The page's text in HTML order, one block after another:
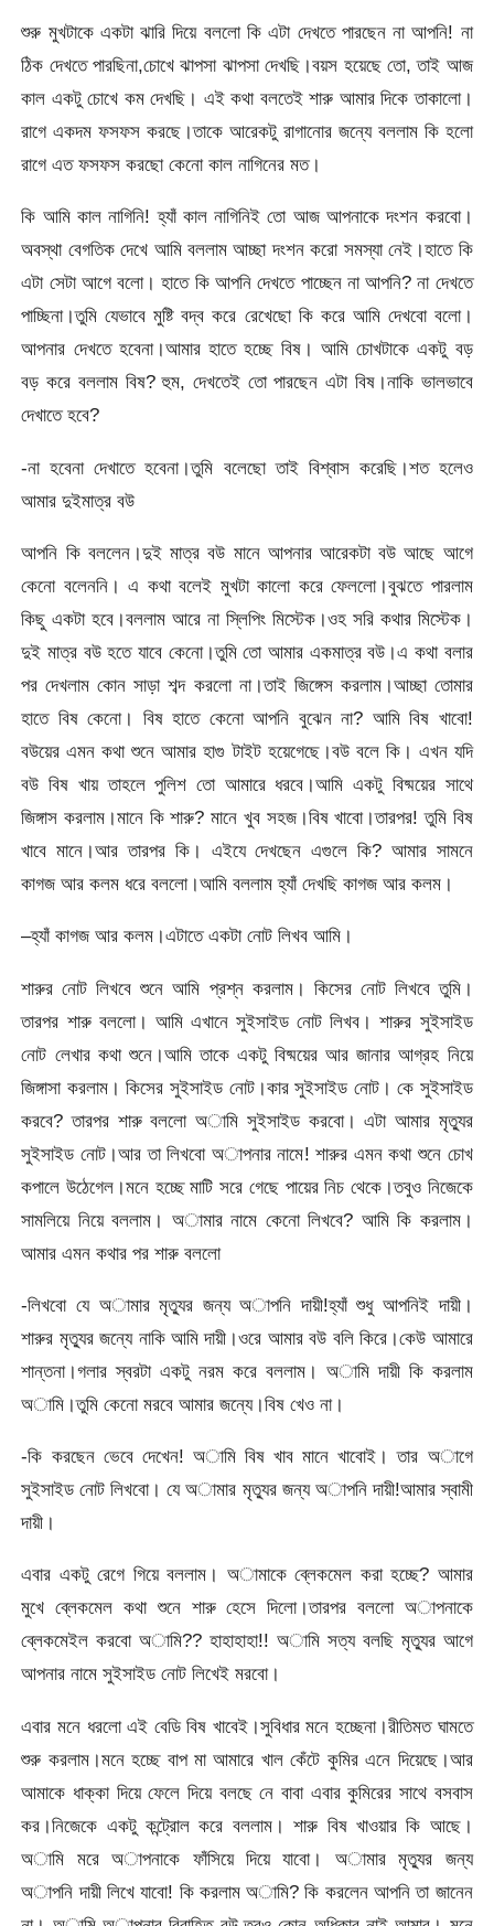
শুরু মুখটাকে একটা ঝারি দিয়ে বললো কি এটা দেখতে পারছেন না আপনি! না
ঠিক দেখতে পারছিনা,চোখে ঝাপসা ঝাপসা দেখছি।বয়স হয়েছে তো, তাই আজ
কাল একটু চোখে কম দেখছি। এই কথা বলতেই শারু আমার দিকে তাকালো।
রাগে একদম ফসফস করছে।তাকে আরেকটু রাগানোর জন্যে বললাম কি হলো
রাগে এত ফসফস করছো কেনো কাল নাগিনের মত।
কি আমি কাল নাগিনি! হ্যাঁ কাল নাগিনিই তো আজ আপনাকে দংশন করবো।
অবস্থা বেগতিক দেখে আমি বললাম আচ্ছা দংশন করো সমস্যা নেই।হাতে কি
এটা সেটা আগে বলো। হাতে কি আপনি দেখতে পাচ্ছেন না আপনি? না দেখতে
পাচ্ছিনা।তুমি যেভাবে মুষ্টি বদ্ব করে রেখেছো কি করে আমি দেখবো বলো।
আপনার দেখতে হবেনা।আমার হাতে হচ্ছে বিষ। আমি চোখটাকে একটু বড়
বড় করে বললাম বিষ? হুম, দেখতেই তো পারছেন এটা বিষ।নাকি ভালভাবে
দেখাতে হবে?
-না হবেনা দেখাতে হবেনা।তুমি বলেছো তাই বিশ্বাস করেছি।শত হলেও
আমার দুইমাত্র বউ
আপনি কি বললেন।দুই মাত্র বউ মানে আপনার আরেকটা বউ আছে আগে
কেনো বলেননি। এ কথা বলেই মুখটা কালো করে ফেললো।বুঝতে পারলাম
কিছু একটা হবে।বললাম আরে না স্লিপিং মিস্টেক।ওহ সরি কথার মিস্টেক।
দুই মাত্র বউ হতে যাবে কেনো।তুমি তো আমার একমাত্র বউ।এ কথা বলার
পর দেখলাম কোন সাড়া শব্দ করলো না।তাই জিঙ্গেস করলাম।আচ্ছা তোমার
হাতে বিষ কেনো। বিষ হাতে কেনো আপনি বুঝেন না? আমি বিষ খাবো!
বউয়ের এমন কথা শুনে আমার হাগু টাইট হয়েগেছে।বউ বলে কি। এখন যদি
বউ বিষ খায় তাহলে পুলিশ তো আমারে ধরবে।আমি একটু বিষ্ময়ের সাথে
জিঙ্গাস করলাম।মানে কি শারু? মানে খুব সহজ।বিষ খাবো।তারপর! তুমি বিষ
খাবে মানে।আর তারপর কি। এইযে দেখছেন এগুলে কি? আমার সামনে
কাগজ আর কলম ধরে বললো।আমি বললাম হ্যাঁ দেখছি কাগজ আর কলম।
–হ্যাঁ কাগজ আর কলম।এটাতে একটা নোট লিখব আমি।
শারুর নোট লিখবে শুনে আমি প্রশ্ন করলাম। কিসের নোট লিখবে তুমি।
তারপর শারু বললো। আমি এখানে সুইসাইড নোট লিখব। শারুর সুইসাইড
নোট লেখার কথা শুনে।আমি তাকে একটু বিষ্ময়ের আর জানার আগ্রহ নিয়ে
জিঙ্গাসা করলাম। কিসের সুইসাইড নোট।কার সুইসাইড নোট। কে সুইসাইড
করবে? তারপর শারু বললো অামি সুইসাইড করবো। এটা আমার মৃত্যুর
সুইসাইড নোট।আর তা লিখবো অাপনার নামে! শারুর এমন কথা শুনে চোখ
কপালে উঠেগেল।মনে হচ্ছে মাটি সরে গেছে পায়ের নিচ থেকে।তবুও নিজেকে
সামলিয়ে নিয়ে বললাম। অামার নামে কেনো লিখবে? আমি কি করলাম।
আমার এমন কথার পর শারু বললো
-লিখবো যে অামার মৃত্যুর জন্য অাপনি দায়ী!হ্যাঁ শুধু আপনিই দায়ী।
শারুর মৃত্যুর জন্যে নাকি আমি দায়ী।ওরে আমার বউ বলি কিরে।কেউ আমারে
শান্তনা।গলার স্বরটা একটু নরম করে বললাম। অামি দায়ী কি করলাম
অামি।তুমি কেনো মরবে আমার জন্যে।বিষ খেও না।
-কি করছেন ভেবে দেখেন! অামি বিষ খাব মানে খাবোই। তার অাগে
সুইসাইড নোট লিখবো। যে অামার মৃত্যুর জন্য অাপনি দায়ী!আমার স্বামী
দায়ী।
এবার একটু রেগে গিয়ে বললাম। অামাকে ব্লেকমেল করা হচ্ছে? আমার
মুখে ব্লেকমেল কথা শুনে শারু হেসে দিলো।তারপর বললো অাপনাকে
ব্লেকমেইল করবো অামি?? হাহাহাহা!! অামি সত্য বলছি মৃত্যুর আগে
আপনার নামে সুইসাইড নোট লিখেই মরবো।
এবার মনে ধরলো এই বেডি বিষ খাবেই।সুবিধার মনে হচ্ছেনা।রীতিমত ঘামতে
শুরু করলাম।মনে হচ্ছে বাপ মা আমারে খাল কেঁটে কুমির এনে দিয়েছে।আর
আমাকে ধাক্কা দিয়ে ফেলে দিয়ে বলছে নে বাবা এবার কুমিরের সাথে বসবাস
কর।নিজেকে একটু কন্ট্রোল করে বললাম। শারু বিষ খাওয়ার কি আছে।
অামি মরে অাপনাকে ফাঁসিয়ে দিয়ে যাবো। অামার মৃত্যুর জন্য
অাপনি দায়ী লিখে যাবো! কি করলাম অামি? কি করলেন আপনি তা জানেন